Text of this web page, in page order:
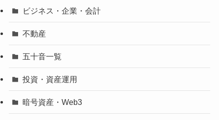
ビジネス・企業・会計
不動産
五十音一覧
投資・資産運用
暗号資産・Web3